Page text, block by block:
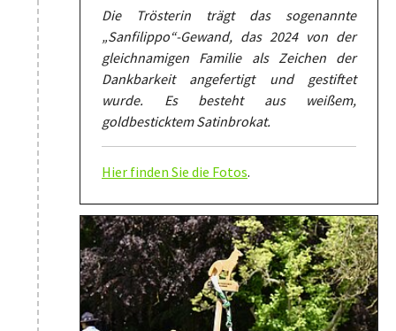
Die Trösterin trägt das sogenannte
„Sanfilippo“-Gewand, das 2024 von der
gleichnamigen Familie als Zeichen der
Dankbarkeit angefertigt und gestiftet
wurde. Es besteht aus weißem,
goldbesticktem Satinbrokat.
Hier finden Sie die Fotos.